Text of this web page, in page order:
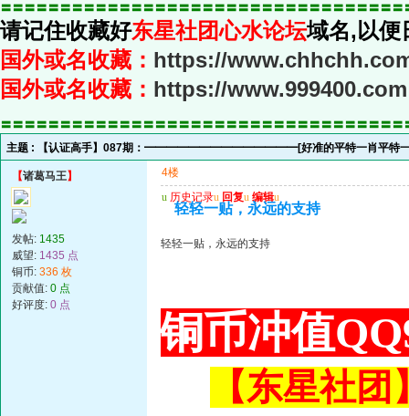
〓〓〓〓〓〓〓〓〓〓〓〓〓〓〓〓〓〓〓〓〓〓〓〓〓〓〓〓〓〓〓〓〓〓
请记住收藏好东星社团心水论坛域名,以便
国外或名收藏： https://
国外或名收藏： https://www.999400.com
〓〓〓〓〓〓〓〓〓〓〓〓〓〓〓〓〓〓〓〓〓〓〓〓〓〓〓〓〓〓〓〓〓〓
主题 : 【认证高手】087期：━━━━━━━━━━━━━━[好准的平特一肖
【诸葛马王】
发帖: 1435
威望: 1435 点
铜币: 336 枚
贡献值: 0 点
好评度: 0 点
4楼
u 历史记录u 回复u 编辑u
轻轻一贴，永远的支持
轻轻一贴，永远的支持
铜币冲值
【东星社